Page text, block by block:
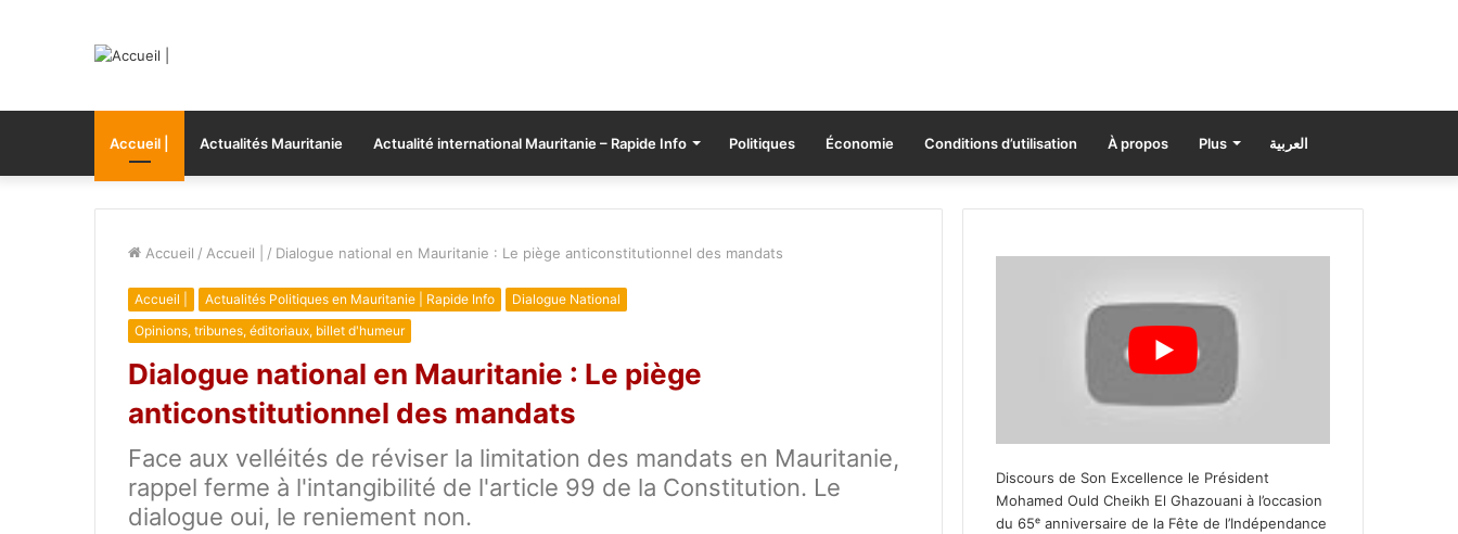
Accueil | Actualités Mauritanie Actualité international Mauritanie – Rapide Info Politiques Économie Conditions d’utilisation À propos Plus العربية
Accueil / Accueil | / Dialogue national en Mauritanie : Le piège anticonstitutionnel des mandats
Accueil | Actualités Politiques en Mauritanie | Rapide Info
Dialogue National
Opinions, tribunes, éditoriaux, billet d'humeur
Dialogue national en Mauritanie : Le piège
anticonstitutionnel des mandats
Face aux velléités de réviser la limitation des mandats en Mauritanie,
rappel ferme à l'intangibilité de l'article 99 de la Constitution. Le
dialogue oui, le reniement non.
Discours de Son Excellence le Président
Mohamed Ould Cheikh El Ghazouani à l’occasion
du 65ᵉ anniversaire de la Fête de l’Indépendance